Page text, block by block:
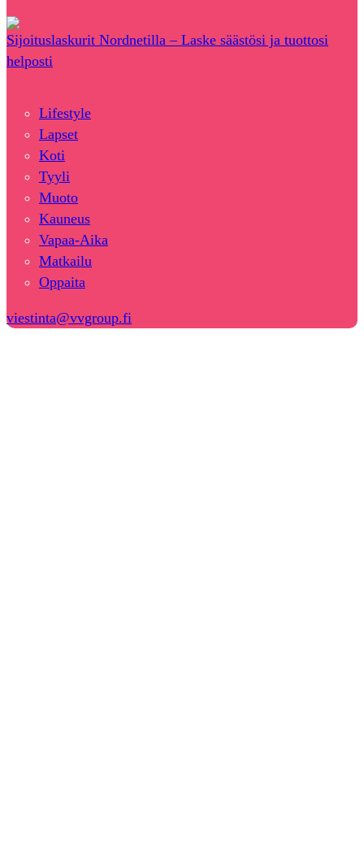
Sijoituslaskurit Nordnetilla – Laske säästösi ja tuottosi
helposti
Lifestyle
Lapset
Koti
Tyyli
Muoto
Kauneus
Vapaa-Aika
Matkailu
Oppaita
viestinta@vvgroup.fi